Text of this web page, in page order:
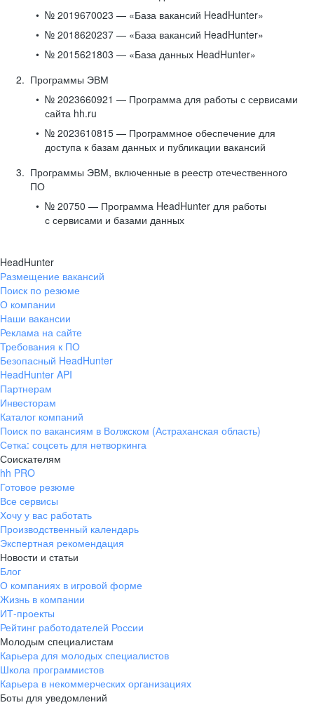
№ 2019670023 — «База вакансий HeadHunter»
№ 2018620237 — «База вакансий HeadHunter»
№ 2015621803 — «База данных HeadHunter»
Программы ЭВМ
№ 2023660921 — Программа для работы с сервисами
сайта hh.ru
№ 2023610815 — Программное обеспечение для
доступа к базам данных и публикации вакансий
Программы ЭВМ, включенные в реестр отечественного
ПО
№ 20750 — Программа HeadHunter для работы
с сервисами и базами данных
HeadHunter
Размещение вакансий
Поиск по резюме
О компании
Наши вакансии
Реклама на сайте
Требования к ПО
Безопасный HeadHunter
HeadHunter API
Партнерам
Инвесторам
Каталог компаний
Поиск по вакансиям в Волжском (Астраханская область)
Сетка: соцсеть для нетворкинга
Соискателям
hh PRO
Готовое резюме
Все сервисы
Хочу у вас работать
Производственный календарь
Экспертная рекомендация
Новости и статьи
Блог
О компаниях в игровой форме
Жизнь в компании
ИТ-проекты
Рейтинг работодателей России
Молодым специалистам
Карьера для молодых специалистов
Школа программистов
Карьера в некоммерческих организациях
Боты для уведомлений